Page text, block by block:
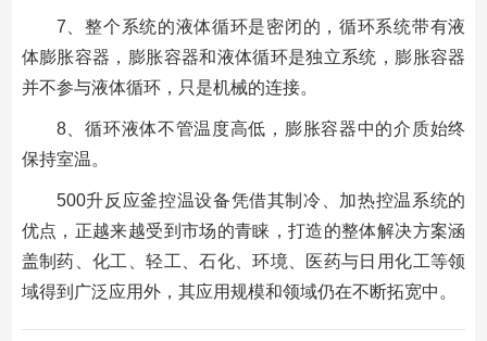
7、整个系统的液体循环是密闭的，循环系统带有液
体膨胀容器，膨胀容器和液体循环是独立系统，膨胀容器
并不参与液体循环，只是机械的连接。
8、循环液体不管温度高低，膨胀容器中的介质始终
保持室温。
500升反应釜控温设备凭借其制冷、加热控温系统的
优点，正越来越受到市场的青睐，打造的整体解决方案涵
盖制药、化工、轻工、石化、环境、医药与日用化工等领
域得到广泛应用外，其应用规模和领域仍在不断拓宽中。